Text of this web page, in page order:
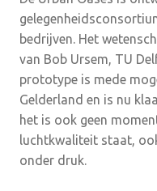
bedrijven. Het
van Bob Ursem, TU
prototype is mede
Gelderland en is nu
het is ook geen
luchtkwaliteit staat,
onder druk.